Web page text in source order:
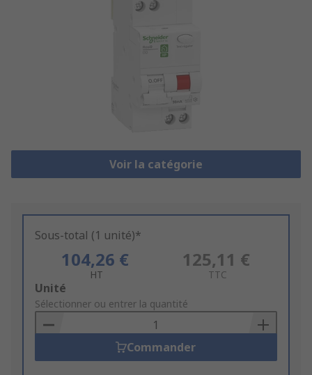
Voir la catégorie
Sous-total (1 unité)*
104,26 €
HT
125,11 €
TTC
Add
to
Basket
Unité
Sélectionner ou entrer la quantité
Commander